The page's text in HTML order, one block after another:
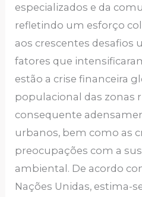
especializados e da
refletindo um esforço
aos crescentes desafios
fatores que
estão a crise financeira
populacional das zonas
consequente
urbanos, bem como as
preocupações com a
ambiental. De acordo
Nações Unidas, estima-